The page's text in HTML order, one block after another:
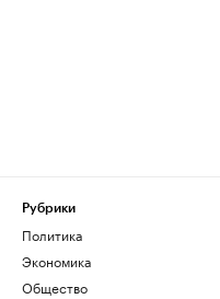
Рубрики
Политика
Экономика
Общество